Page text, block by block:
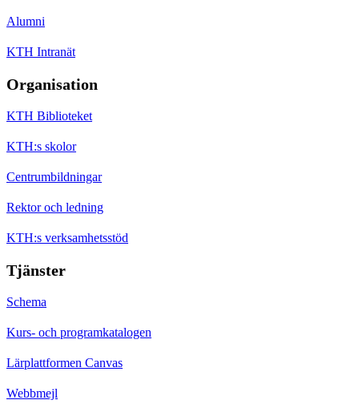
Alumni
KTH Intranät
Organisation
KTH Biblioteket
KTH:s skolor
Centrumbildningar
Rektor och ledning
KTH:s verksamhetsstöd
Tjänster
Schema
Kurs- och programkatalogen
Lärplattformen Canvas
Webbmejl